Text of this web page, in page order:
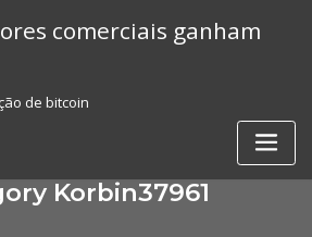
comerciais ganham
de bitcoin
Korbin37961